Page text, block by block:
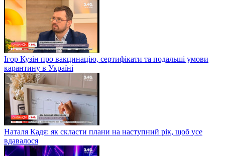
Ігор Кузін про вакцинацію, сертифікати та подальші умови
карантину в Україні
Наталя Кадя: як скласти плани на наступний рік, щоб усе
вдавалося